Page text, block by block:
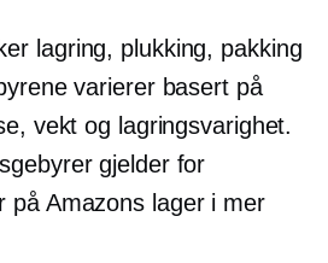
lagring, plukking, pakking
varierer basert på
vekt og lagringsvarighet.
gjelder for
på Amazons lager i mer